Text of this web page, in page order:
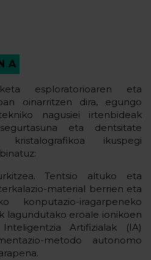
esploratorioaren eta
oinarritzen dira, egungo
nagusiei irtenbideak
eta dentsitate
kristalografikoa ikuspegi
Tentsio altuko eta
material berrien eta
konputazio-iragarpeneko
lagundutako eroale ionikoen
Artifizialak (IA)
metodo autonomo